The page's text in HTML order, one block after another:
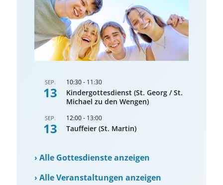
SEP.
13
10:30- 11:30
Kindergottesdienst (St. Georg / St.
Michael zu den Wengen)
SEP.
13
12:00- 13:00
Tauffeier (St. Martin)
›Alle Gottesdienste anzeigen
›Alle Veranstaltungen anzeigen